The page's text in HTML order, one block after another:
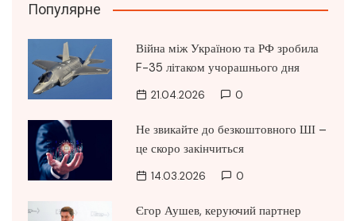
Популярне
Війна між Україною та РФ зробила
F-35 літаком учорашнього дня
21.04.2026 0
Не звикайте до безкоштовного ШІ –
це скоро закінчиться
14.03.2026 0
Єгор Аушев, керуючий партнер